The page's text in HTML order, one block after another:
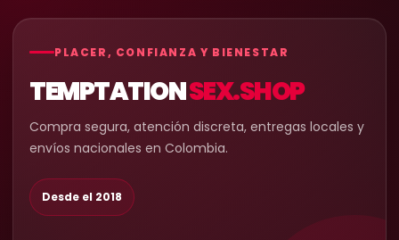
PLACER, CONFIANZA Y BIENESTAR
TEMPTATIONSEX.SHOP
Compra segura, atención discreta, entregas locales y
envíos nacionales en Colombia.
Desde el 2018